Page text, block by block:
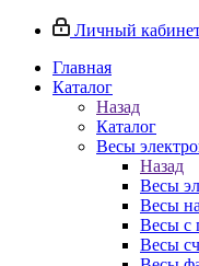
Личный
Главная
Каталог
Назад
Каталог
Весы
Назад
Весы
Весы
Весы с
Весы